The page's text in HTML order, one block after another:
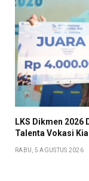
LKS Dikmen
Talenta Vokasi
RABU, 5 AGUSTUS 2026